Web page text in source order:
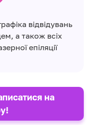
відвідувань
а також всіх
епіляції
на